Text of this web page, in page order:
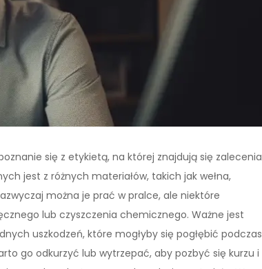
się z etykietą, na której znajdują się zalecenia
jest z różnych materiałów, takich jak wełna,
można je prać w pralce, ale niektóre
lub czyszczenia chemicznego. Ważne jest
uszkodzeń, które mogłyby się pogłębić podczas
go odkurzyć lub wytrzepać, aby pozbyć się kurzu i